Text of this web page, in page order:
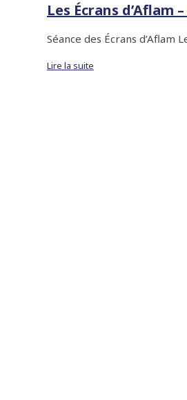
Les Écrans d’Aflam
Séance des Écrans d’Aflam
Lire la suite